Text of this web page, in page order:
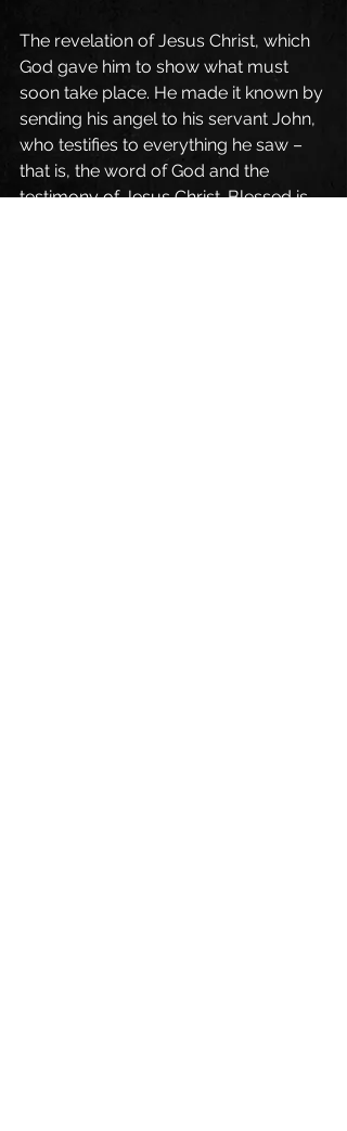
The revelation of Jesus Christ, which
God gave him to show what must
soon take place. He made it known by
sending his angel to his servant John,
who testifies to everything he saw –
that is, the word of God and the
testimony of Jesus Christ. Blessed is